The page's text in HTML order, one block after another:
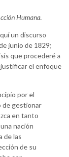
Humana.
un discurso
junio de 1829;
que procederé a
el enfoque
por el
de gestionar
en tanto
nación
de las
de su